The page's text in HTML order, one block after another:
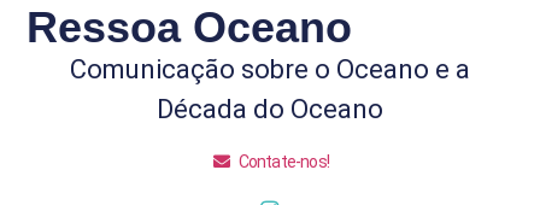
Ressoa Oceano
Comunicação sobre o Oceano e a
Década do Oceano
Contate-nos!